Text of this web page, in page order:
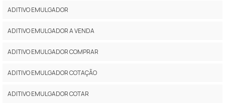
ADITIVO EMULGADOR
ADITIVO EMULGADOR A VENDA
ADITIVO EMULGADOR COMPRAR
ADITIVO EMULGADOR COTAÇÃO
ADITIVO EMULGADOR COTAR